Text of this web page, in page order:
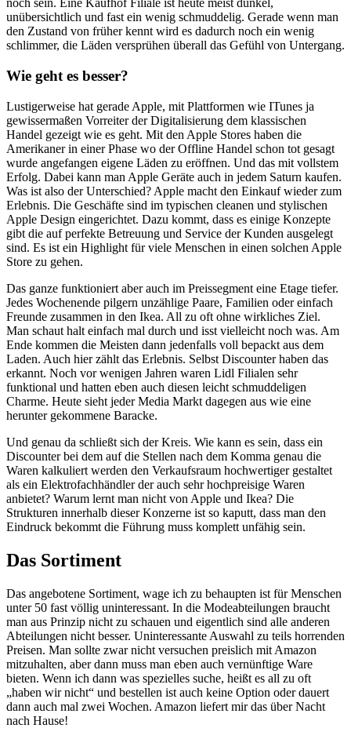
noch sein. Eine Kaufhof Filiale ist heute meist dunkel,
unübersichtlich und fast ein wenig schmuddelig. Gerade wenn man
den Zustand von früher kennt wird es dadurch noch ein wenig
schlimmer, die Läden versprühen überall das Gefühl von Untergang.
Wie geht es besser?
Lustigerweise hat gerade Apple, mit Plattformen wie ITunes ja
gewissermaßen Vorreiter der Digitalisierung dem klassischen
Handel gezeigt wie es geht. Mit den Apple Stores haben die
Amerikaner in einer Phase wo der Offline Handel schon tot gesagt
wurde angefangen eigene Läden zu eröffnen. Und das mit vollstem
Erfolg. Dabei kann man Apple Geräte auch in jedem Saturn kaufen.
Was ist also der Unterschied? Apple macht den Einkauf wieder zum
Erlebnis. Die Geschäfte sind im typischen cleanen und stylischen
Apple Design eingerichtet. Dazu kommt, dass es einige Konzepte
gibt die auf perfekte Betreuung und Service der Kunden ausgelegt
sind. Es ist ein Highlight für viele Menschen in einen solchen Apple
Store zu gehen.
Das ganze funktioniert aber auch im Preissegment eine Etage tiefer.
Jedes Wochenende pilgern unzählige Paare, Familien oder einfach
Freunde zusammen in den Ikea. All zu oft ohne wirkliches Ziel.
Man schaut halt einfach mal durch und isst vielleicht noch was. Am
Ende kommen die Meisten dann jedenfalls voll bepackt aus dem
Laden. Auch hier zählt das Erlebnis. Selbst Discounter haben das
erkannt. Noch vor wenigen Jahren waren Lidl Filialen sehr
funktional und hatten eben auch diesen leicht schmuddeligen
Charme. Heute sieht jeder Media Markt dagegen aus wie eine
herunter gekommene Baracke.
Und genau da schließt sich der Kreis. Wie kann es sein, dass ein
Discounter bei dem auf die Stellen nach dem Komma genau die
Waren kalkuliert werden den Verkaufsraum hochwertiger gestaltet
als ein Elektrofachhändler der auch sehr hochpreisige Waren
anbietet? Warum lernt man nicht von Apple und Ikea? Die
Strukturen innerhalb dieser Konzerne ist so kaputt, dass man den
Eindruck bekommt die Führung muss komplett unfähig sein.
Das Sortiment
Das angebotene Sortiment, wage ich zu behaupten ist für Menschen
unter 50 fast völlig uninteressant. In die Modeabteilungen braucht
man aus Prinzip nicht zu schauen und eigentlich sind alle anderen
Abteilungen nicht besser. Uninteressante Auswahl zu teils horrenden
Preisen. Man sollte zwar nicht versuchen preislich mit Amazon
mitzuhalten, aber dann muss man eben auch vernünftige Ware
bieten. Wenn ich dann was spezielles suche, heißt es all zu oft
„haben wir nicht“ und bestellen ist auch keine Option oder dauert
dann auch mal zwei Wochen. Amazon liefert mir das über Nacht
nach Hause!